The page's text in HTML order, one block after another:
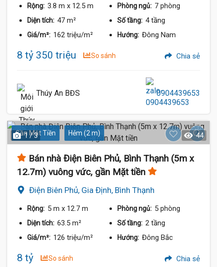
Rộng: 3.8 m x 12.5 m Phòng ngủ: 7 phòng
Diện tích: 47 m² Số tầng: 4 tầng
Giá/m²: 162 triệu/m² Hướng: Đông Nam
8 tỷ 350 triệu So sánh Chia sẻ
Thúy An BĐS 0904439653
Gần Mặt Tiền Hẻm (2 m)
1 / 3 44
Bán nhà Điện Biên Phủ, Bình Thạnh (5m x
12.7m) vuông vức, gần Mặt tiền
Điện Biên Phủ, Gia Định, Bình Thạnh
Rộng: 5 m x 12.7 m Phòng ngủ: 5 phòng
Diện tích: 63.5 m² Số tầng: 2 tầng
Giá/m²: 126 triệu/m² Hướng: Đông Bắc
8 tỷ So sánh Chia sẻ